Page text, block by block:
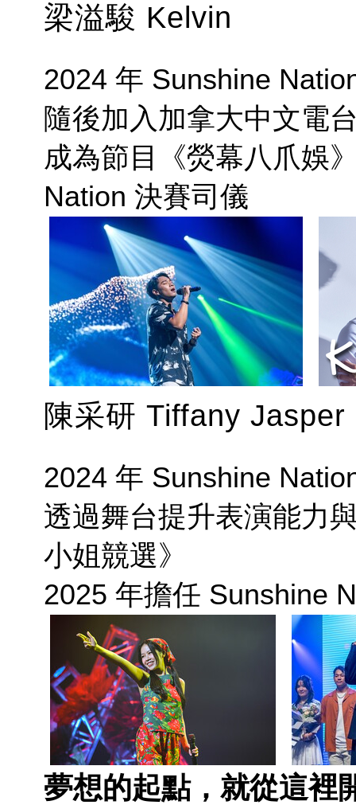
梁溢駿 Kelvin
2024 年 Sunshine
隨後加入加拿大中文電
成為節目《熒幕八爪娛
Nation 決賽司儀
陳采研 Tiffany Jasper
2024 年 Sunshine
透過舞台提升表演能力
小姐競選》
2025 年擔任 Sunshine
夢想的起點，就從這裡